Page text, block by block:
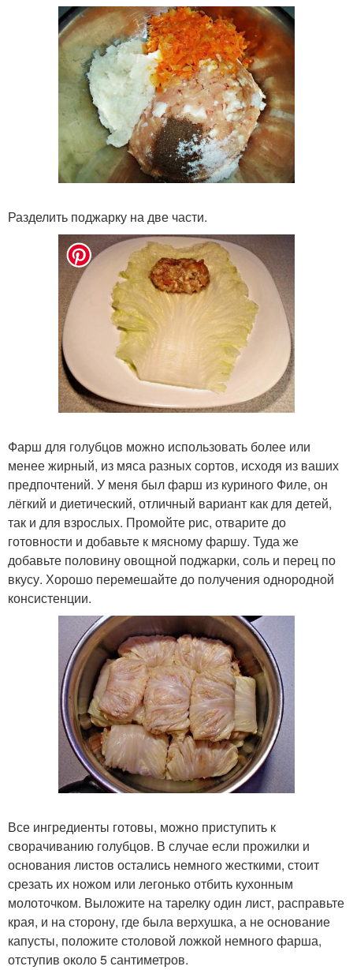
Разделить поджарку на две части.
Фарш для голубцов можно использовать более или
менее жирный, из мяса разных сортов, исходя из ваших
предпочтений. У меня был фарш из куриного Филе, он
лёгкий и диетический, отличный вариант как для детей,
так и для взрослых. Промойте рис, отварите до
готовности и добавьте к мясному фаршу. Туда же
добавьте половину овощной поджарки, соль и перец по
вкусу. Хорошо перемешайте до получения однородной
консистенции.
Все ингредиенты готовы, можно приступить к
сворачиванию голубцов. В случае если прожилки и
основания листов остались немного жесткими, стоит
срезать их ножом или легонько отбить кухонным
молоточком. Выложите на тарелку один лист, расправьте
края, и на сторону, где была верхушка, а не основание
капусты, положите столовой ложкой немного фарша,
отступив около 5 сантиметров.